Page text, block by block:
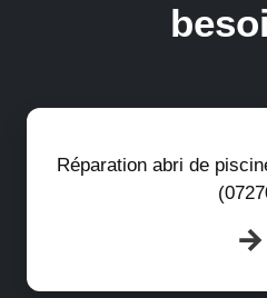
Réparation abri de